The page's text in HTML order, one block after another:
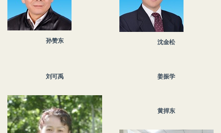
孙赞东 沈金松
刘可禹 姜振学
黄捍东